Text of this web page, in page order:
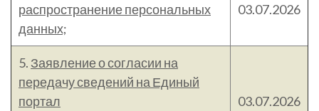
распространение персональных
данных;
03.07.2026
5. Заявление о согласии на
передачу сведений на Единый
портал
03.07.2026